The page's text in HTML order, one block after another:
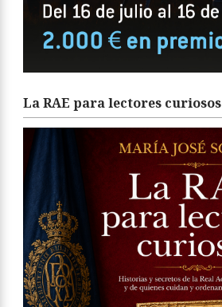
La RAE para lectores curiosos